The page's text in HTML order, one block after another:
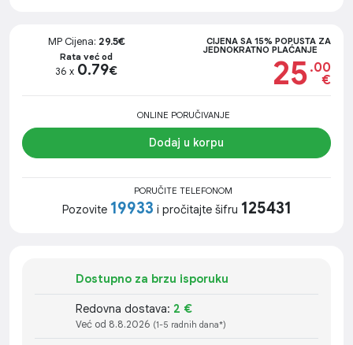
MP Cijena: 29.5€
Rata već od
36 x 0.79€
CIJENA SA 15% POPUSTA ZA
JEDNOKRATNO PLAĆANJE
25 .00
€
ONLINE PORUČIVANJE
Dodaj u korpu
PORUČITE TELEFONOM
Pozovite 19933 i pročitajte šifru 125431
Dostupno za brzu isporuku
Redovna dostava: 2 €
Već od 8.8.2026 (1-5 radnih dana*)